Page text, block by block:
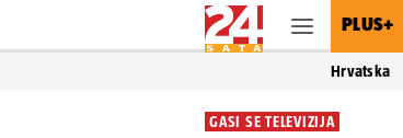
PLUS+
Hrvatska
GASI SE TELEVIZIJA